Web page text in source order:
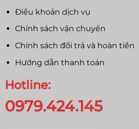
Điều khoản dịch vụ
Chính sách vận chuyển
Chính sách đổi trả và hoàn tiền
Hướng dẫn thanh toán
Hotline:
0979.424.145